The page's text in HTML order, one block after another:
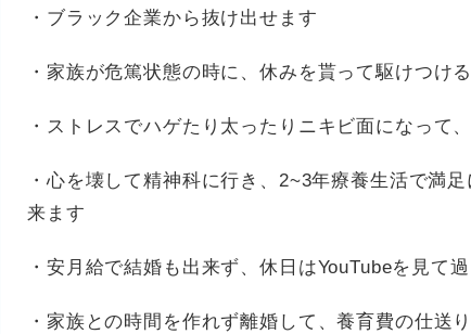
・ブラック企業から抜け出せます
・家族が危篤状態の時に、休みを貰って駆けつけ
・ストレスでハゲたり太ったりニキビ面になって
・心を壊して精神科に行き、2~3年療養生活で満
来ます
・安月給で結婚も出来ず、休日はYouTubeを見て
・家族との時間を作れず離婚して、養育費の仕送